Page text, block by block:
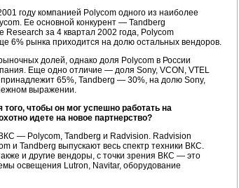
году компанией Polycom одного из наиболее
Ее основной конкурент — Tandberg
за 4 квартал 2002 года, Polycom
6% рынка приходится на долю остальных вендоров.
долей, однако доля Polycom в России
Еще одно отличие — доля Sony, VCON, VTEL
принадлежит 65%, Tandberg — 30%, на долю Sony,
выражении.
чтобы он мог успешно работать на
идете на новое партнерство?
— Polycom, Tandberg и Radvision. Radvision
и Tandberg выпускают весь спектр техники ВКС.
и другие вендоры, с точки зрения ВКС — это
освещения Lutron, Navitar, оборудование